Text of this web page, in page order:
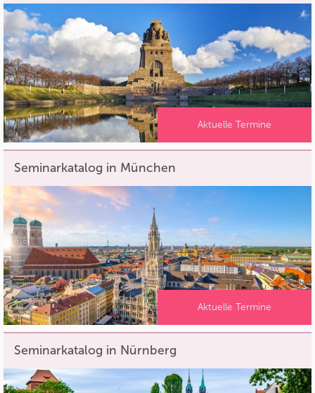
Aktuelle Termine
Seminarkatalog in München
Aktuelle Termine
Seminarkatalog in Nürnberg